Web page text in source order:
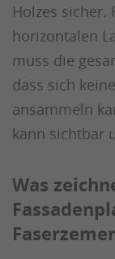
Holzes sicher.
horizontalen
muss die
dass sich
ansammeln
kann sichtbar
Was